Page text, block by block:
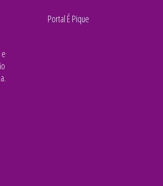
Portal É Pique